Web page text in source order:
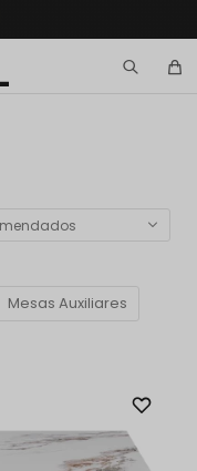
Mesas Auxiliares